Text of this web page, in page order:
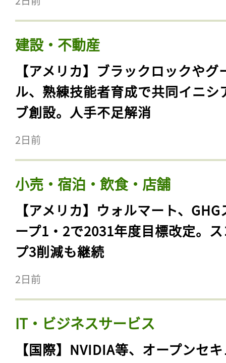
建設・不動産
【アメリカ】ブラックロックやグ
ル、熟練技能者育成で共同イニシ
ブ創設。人手不足解消
2日前
小売・宿泊・飲食・店舗
【アメリカ】ウォルマート、GHG
ープ1・2で2031年度目標改定。
プ3削減も継続
2日前
IT・ビジネスサービス
【国際】NVIDIA等、オープンセ